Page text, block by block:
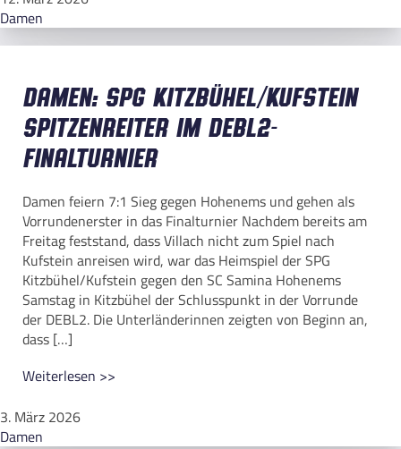
Damen
Damen: SPG Kitzbühel/Kufstein
Spitzenreiter im DEBL2-
Finalturnier
Damen feiern 7:1 Sieg gegen Hohenems und gehen als
Vorrundenerster in das Finalturnier Nachdem bereits am
Freitag feststand, dass Villach nicht zum Spiel nach
Kufstein anreisen wird, war das Heimspiel der SPG
Kitzbühel/Kufstein gegen den SC Samina Hohenems
Samstag in Kitzbühel der Schlusspunkt in der Vorrunde
der DEBL2. Die Unterländerinnen zeigten von Beginn an,
dass […]
Weiterlesen >>
3. März 2026
Damen